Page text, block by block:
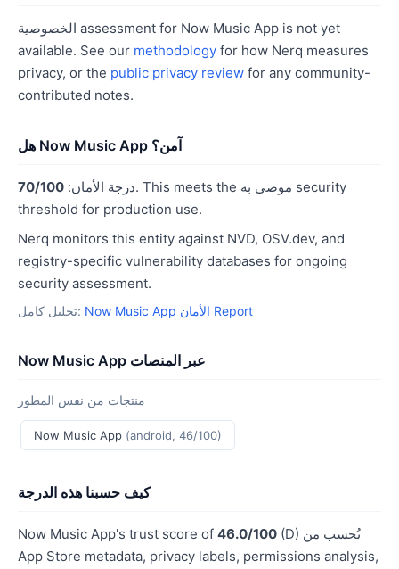
الخصوصية assessment for Now Music App is not yet
available. See our methodology for how Nerq measures
privacy, or the public privacy review for any community-
contributed notes.
هل Now Music App آمن؟
درجة الأمان: 70/100
. This meets the موصى به security
threshold for production use.
Nerq monitors this entity against NVD, OSV.dev, and
registry-specific vulnerability databases for ongoing
security assessment.
تحليل كامل: Now Music App الأمان Report
Now Music App عبر المنصات
منتجات من نفس المطور
Now Music App (android, 46/100)
كيف حسبنا هذه الدرجة
Now Music App's trust score of 46.0/100 (D) يُحسب من
App Store metadata, privacy labels, permissions analysis,